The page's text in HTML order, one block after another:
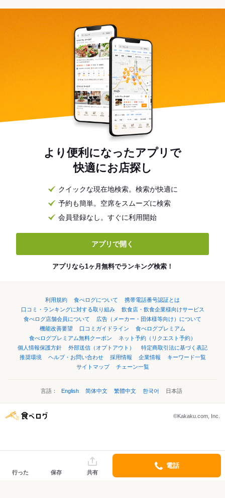
より便利になったアプリで
快適にお店探し
クイックな現在地検索。検索が快適に
予約も簡単。空席をスムーズに検索
会員登録なし。すぐに利用開始
アプリで開く
アプリなら1ヶ月無料でランキング検索！
利用規約 食べログについて
携帯電話番号認証とは
口コミ・ランキングに対する取り組み
飲食店・飲食企業様向けサービス
食べログ店舗会員について
広告（メーカー・団体様等向け）について
機能改善要望
口コミガイドライン
食べログプレミアム
食べログプレミアム無料クーポン
ネット予約（リクエスト予約）
個人情報保護方針
外部送信（オプトアウト）
特定商取引法に基づく表記
推奨環境
ヘルプ・お問い合わせ 採用情報 企業情報
キーワード一覧
サイトマップ
チェーン一覧
言語： English 简体中文 繁體中文 한국어 日本語
©Kakaku.com, Inc.
行った 保存 共有
電話